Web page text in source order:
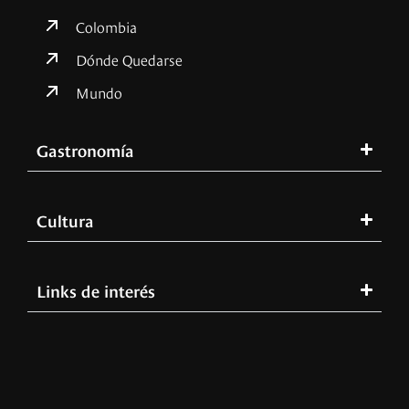
Colombia
Dónde Quedarse
Mundo
Gastronomía
Cultura
Links de interés